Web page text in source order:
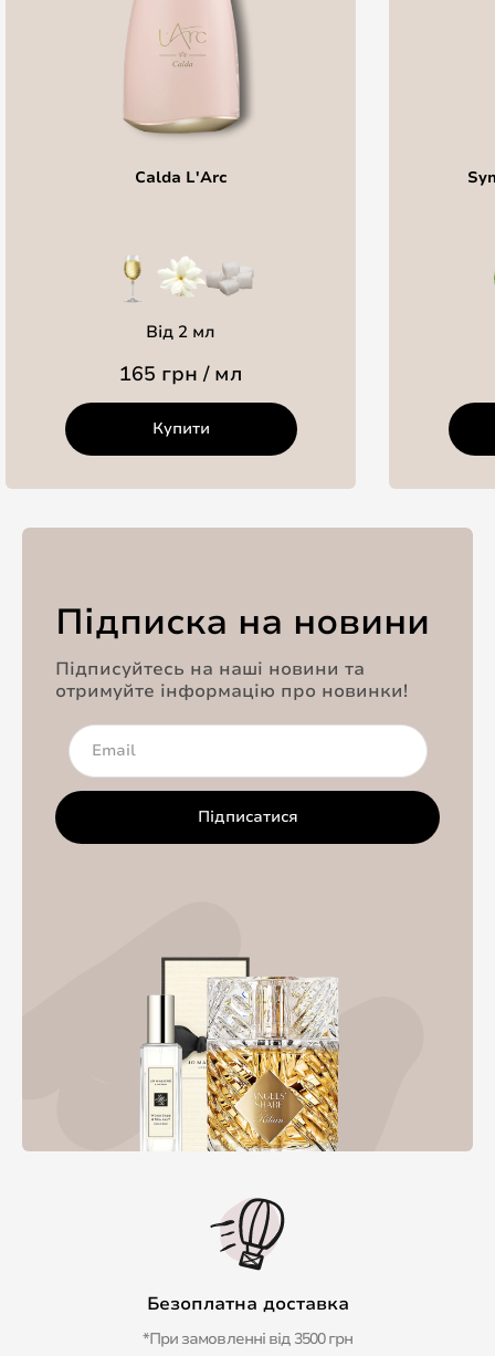
Calda L'Arc
Від 2 мл
165 грн / мл
Купити
Підписка на новини
Підписуйтесь на наші новини та
отримуйте інформацію про новинки!
Підписатися
Безоплатна доставка
*При замовленні від 3500 грн